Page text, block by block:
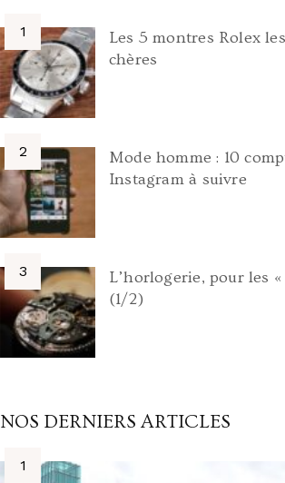
Les 5 montres Rolex
chères
Mode homme : 10
Instagram à suivre
L’horlogerie, pour les «
(1/2)
NOS DERNIERS ARTICLES